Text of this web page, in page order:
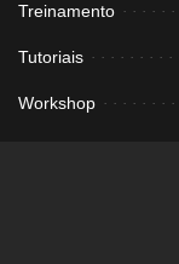
Treinamento
Tutoriais
Workshop